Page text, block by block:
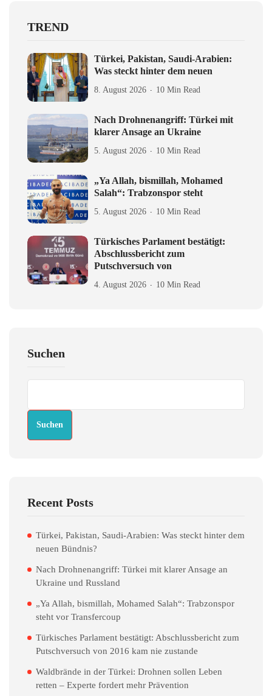
TREND
Türkei, Pakistan, Saudi-Arabien:
Was steckt hinter dem neuen
8. August 2026 10 Min Read
Nach Drohnenangriff: Türkei mit
klarer Ansage an Ukraine
5. August 2026 10 Min Read
„Ya Allah, bismillah, Mohamed
Salah“: Trabzonspor steht
5. August 2026 10 Min Read
Türkisches Parlament bestätigt:
Abschlussbericht zum
Putschversuch von
4. August 2026 10 Min Read
Suchen
Suchen
Recent Posts
Türkei, Pakistan, Saudi-Arabien: Was steckt hinter dem
neuen Bündnis?
Nach Drohnenangriff: Türkei mit klarer Ansage an
Ukraine und Russland
„Ya Allah, bismillah, Mohamed Salah“: Trabzonspor
steht vor Transfercoup
Türkisches Parlament bestätigt: Abschlussbericht zum
Putschversuch von 2016 kam nie zustande
Waldbrände in der Türkei: Drohnen sollen Leben
retten – Experte fordert mehr Prävention